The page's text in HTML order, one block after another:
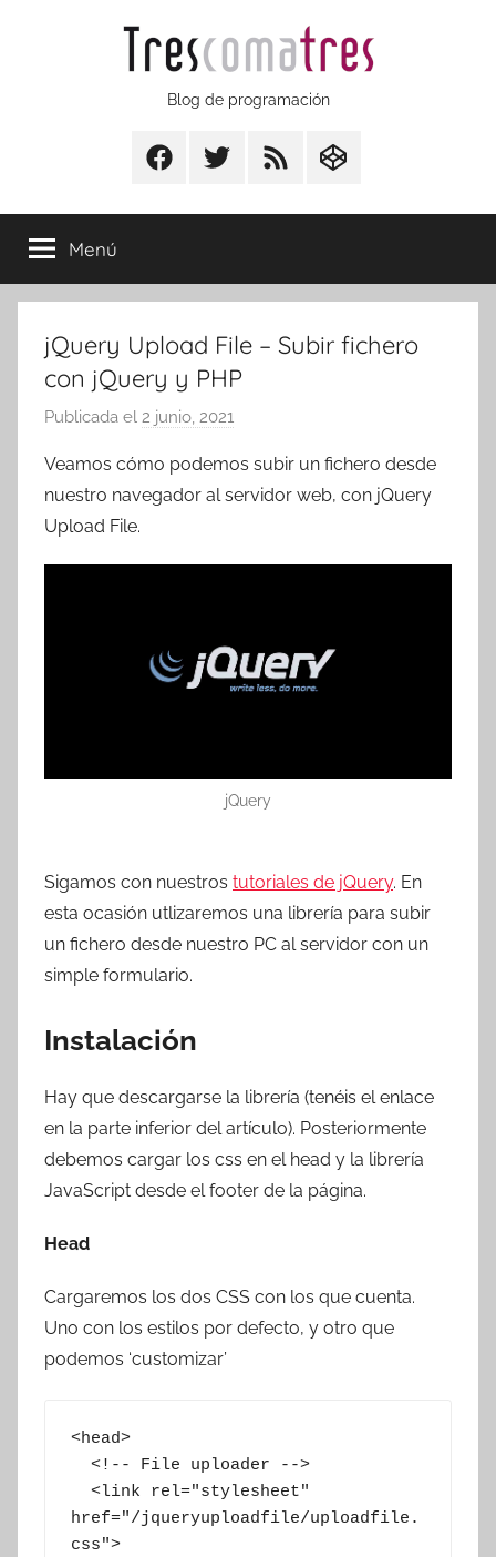
Trescomatres
Blog de programación
FacebookTwitter RSS CodepenIO
Menú
jQuery Upload File – Subir fichero
con jQuery y PHP
Publicada el 2 junio, 2021
r
T
e
o
m
e
Veamos cómo podemos subir un fichero desde
nuestro navegador al servidor web, con jQuery
Upload File.
jQuery
Sigamos con nuestros tutoriales de jQuery. En
esta ocasión utlizaremos una librería para subir
un fichero desde nuestro PC al servidor con un
simple formulario.
Instalación
Hay que descargarse la librería (tenéis el enlace
en la parte inferior del artículo). Posteriormente
debemos cargar los css en el head y la librería
JavaScript desde el footer de la página.
Head
Cargaremos los dos CSS con los que cuenta.
Uno con los estilos por defecto, y otro que
podemos ‘customizar’
<head>
href="/jqueryuploadfile/uploadfile.
css">